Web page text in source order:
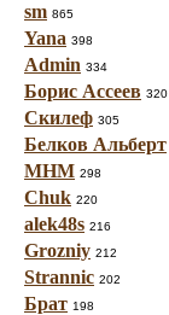
sm 865
Yana 398
Admin 334
Борис Ассеев 320
Скилеф 305
Белков Альберт
МНМ 298
Chuk 220
alek48s 216
Grozniy 212
Strannic 202
Брат 198